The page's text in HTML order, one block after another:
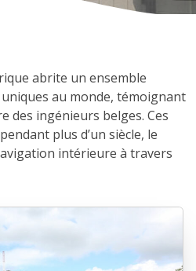
abrite un ensemble
au monde, témoignant
des ingénieurs belges. Ces
plus d’un siècle, le
intérieure à travers